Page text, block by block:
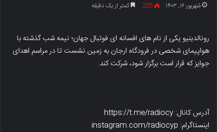
شهریور ۱۶, ۱۴۰۳ 235 کمتر از یک دقیقه
رونالدینیو یکی از نام های افسانه ای فوتبال جهان؛ نیمه شب گذشته با
هواپیمای شخصی در فرودگاه ارجان به زمین نشست تا در مراسم اهدای
جوایز که قرار است برگزار شود، شرکت کند.
آدرس کانال: https://t.me/radiocy
اینستاگرام: instagram.com/radiocyp